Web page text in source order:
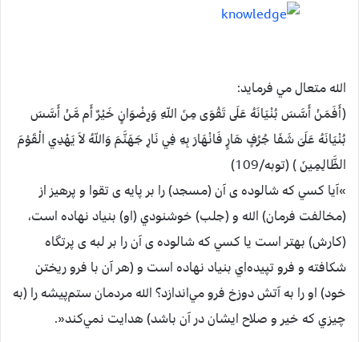
الله متعال مي فرمايد:‌
(أَفَمَنْ أَسَّسَ بُنْيَانَهُ عَلَى تَقْوَى مِنَ اللّهِ وَرِضْوَانٍ خَيْرٌ أَم مَّنْ أَسَّسَ
بُنْيَانَهُ عَلَىَ شَفَا جُرُفٍ هَارٍ فَانْهَارَ بِهِ فِي نَارِ جَهَنَّمَ وَاللّهُ لاَ يَهْدِي الْقَوْمَ
الظَّالِمِينَ‏ ) (توبه/109)
»‏‏آيا كسي كه شالوده ی آن (مسجد) را بر پايه ی تقوا و پرهيز از
(مخالفت فرمان) الله و (جلب) خوشنودي (او) بنياد نهاده است،
(كارش) بهتر است يا كسي كه شالوده ی آن را بر لبه ی پرتگاه
شكافته و فرو تپيده‌اي بنياد نهاده است و (هر آن با فرو ريختن
خود) او را به آتش دوزخ فرو مي‌اندازد؟ الله مردمان ستم‌پيشه را (به
چيزي كه خير و صلاح ايشان در آن باشد) هدايت نمي‌كند«.‏